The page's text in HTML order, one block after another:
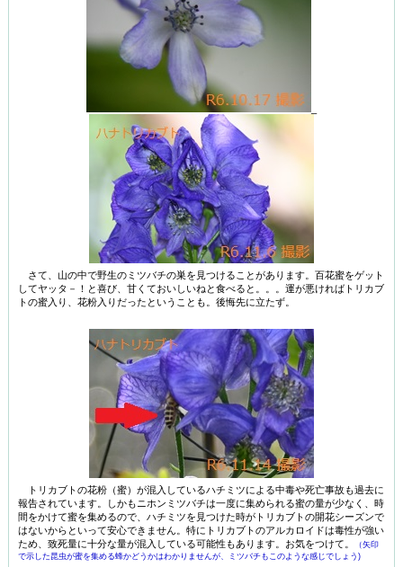
さて、山の中で野生のミツバチの巣を見つけることがあります。百花蜜をゲット
してヤッタ－！と喜び、甘くておいしいねと食べると。。。運が悪ければトリカブ
トの蜜入り、花粉入りだったということも。後悔先に立たず。
トリカブトの花粉（蜜）が混入しているハチミツによる中毒や死亡事故も過去に
報告されています。しかもニホンミツバチは一度に集められる蜜の量が少なく、時
間をかけて蜜を集めるので、ハチミツを見つけた時がトリカブトの開花シーズンで
はないからといって安心できません。特にトリカブトのアルカロイドは毒性が強い
ため、致死量に十分な量が混入している可能性もあります。お気をつけて。
（矢印
で示した昆虫が蜜を集める蜂かどうかはわかりませんが、ミツバチもこのような感じでしょう)